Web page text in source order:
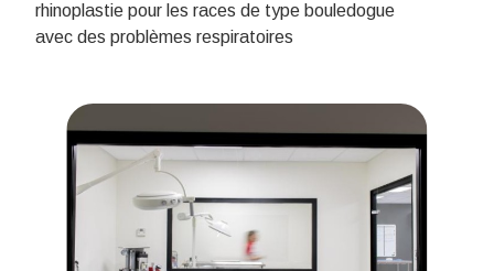
rhinoplastie pour les races de type bouledogue
avec des problèmes respiratoires